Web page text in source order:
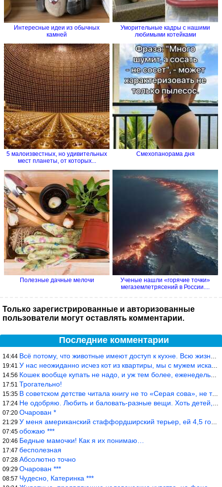
Интересные идеи из обычных
камней
Уморительные кадры с нашими
любимыми котейками
5 малоизвестных, но удивительных
мест планеты, от которых...
Смехопанорама дня
Полезные дачные мелочи
Ученые нашли «горячие точки»
мегаземлетрясений в России....
Только зарегистрированные и авторизованные
пользователи могут оставлять комментарии.
Последние комментарии
14:44 Всё потому, что животные имеют доступ к кухне. Всю жизнь живу с
19:41 У нас неожиданно исчез кот из квартиры, мы с мужем искали повсюд
14:56 Кошек вообще купать не надо, и уж тем более, еженедельно, как лю
17:51 Трогательно!
15:35 В советском детстве читала книгу не то «Серая сова», не то ещё к
17:24 Не одобряю. Любить и баловать-разные вещи. Хоть детей, хоть коше
07:20 Очарован *
21:29 У меня американский стаффордширский терьер, ей 4,5 года, но ни р
07:45 обожаю ***
20:46 Бедные мамочки! Как я их понимаю…
17:47 бесполезная
07:28 Абсолютно точно
09:29 Очарован ***
08:57 Чудесно, Катеринка ***